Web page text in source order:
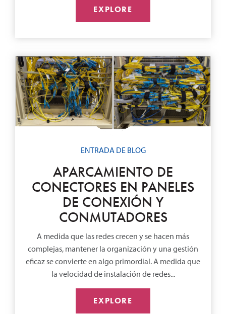
EXPLORE
ENTRADA DE BLOG
APARCAMIENTO DE
CONECTORES EN PANELES
DE CONEXIÓN Y
CONMUTADORES
A medida que las redes crecen y se hacen más
complejas, mantener la organización y una gestión
eficaz se convierte en algo primordial. A medida que
la velocidad de instalación de redes...
EXPLORE